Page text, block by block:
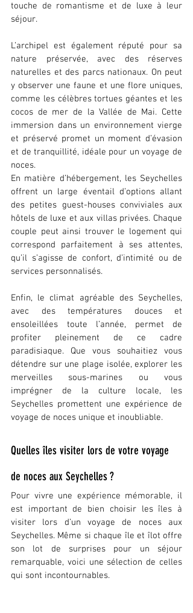
touche de romantisme et de luxe à leur
séjour.
L’archipel est également réputé pour sa
nature préservée, avec des réserves
naturelles et des parcs nationaux. On peut
y observer une faune et une flore uniques,
comme les célèbres tortues géantes et les
cocos de mer de la Vallée de Mai. Cette
immersion dans un environnement vierge
et préservé promet un moment d’évasion
et de tranquillité, idéale pour un voyage de
noces.
En matière d’hébergement, les Seychelles
offrent un large éventail d’options allant
des petites guest-houses conviviales aux
hôtels de luxe et aux villas privées. Chaque
couple peut ainsi trouver le logement qui
correspond parfaitement à ses attentes,
qu’il s’agisse de confort, d’intimité ou de
services personnalisés.
Enfin, le climat agréable des Seychelles,
avec des températures douces et
ensoleillées toute l’année, permet de
profiter pleinement de ce cadre
paradisiaque. Que vous souhaitiez vous
détendre sur une plage isolée, explorer les
merveilles sous-marines ou vous
imprégner de la culture locale, les
Seychelles promettent une expérience de
voyage de noces unique et inoubliable.
Quelles îles visiter lors de votre voyage
de noces aux Seychelles ?
Pour vivre une expérience mémorable, il
est important de bien choisir les îles à
visiter lors d’un voyage de noces aux
Seychelles. Même si chaque île et îlot offre
son lot de surprises pour un séjour
remarquable, voici une sélection de celles
qui sont incontournables.